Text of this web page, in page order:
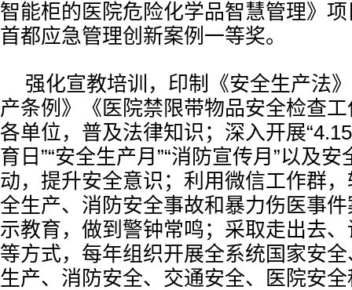
智能柜的医院危险化学品智慧管理》
首都应急管理创新案例一等奖。
强化宣教培训，印制《安全生产法
产条例》《医院禁限带物品安全检查
各单位，普及法律知识；深入开展
育日”“安全生产月”“消防宣传月”以及安
动，提升安全意识；利用微信工作群
全生产、消防安全事故和暴力伤医事
示教育，做到警钟常鸣；采取走出去
等方式，每年组织开展全系统国家安
生产、消防安全、交通安全、医院安